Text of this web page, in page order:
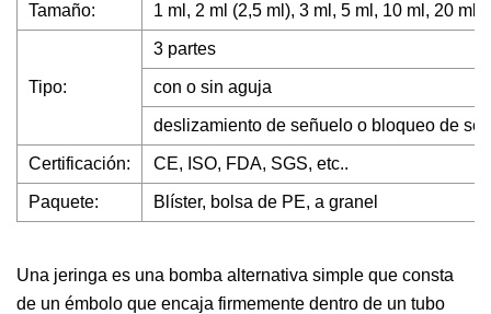
Tamaño: 1 ml, 2 ml (2,5 ml), 3 ml, 5 ml, 10 ml, 20
Tipo:
3 partes
con o sin aguja
deslizamiento de señuelo o bloqueo de
Certificación: CE, ISO, FDA, SGS, etc..
Paquete: Blíster, bolsa de PE, a granel
Una jeringa es una bomba alternativa simple que consta
de un émbolo que encaja firmemente dentro de un tubo